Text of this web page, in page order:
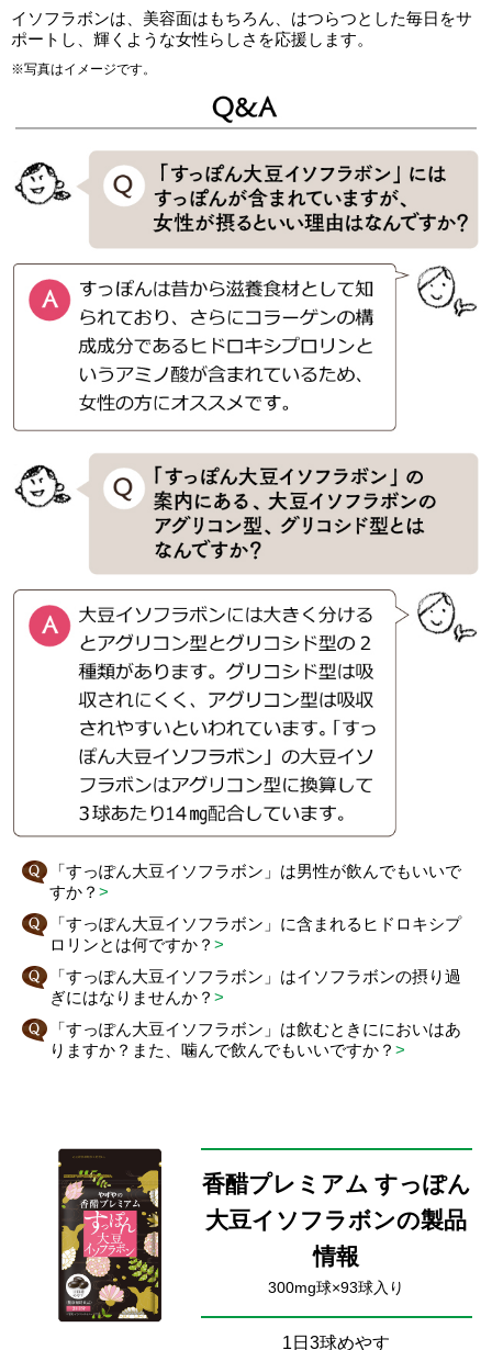
イソフラボンは、美容面はもちろん、はつらつとした毎日をサ
ポートし、輝くような女性らしさを応援します。
※写真はイメージです。
「すっぽん大豆イソフラボン」は男性が飲んでもいいで
すか？ >
「すっぽん大豆イソフラボン」に含まれるヒドロキシプ
ロリンとは何ですか？ >
「すっぽん大豆イソフラボン」はイソフラボンの摂り過
ぎにはなりませんか？ >
「すっぽん大豆イソフラボン」は飲むときににおいはあ
りますか？また、噛んで飲んでもいいですか？ >
香醋プレミアム すっぽん
大豆イソフラボンの製品
情報
300mg球×93球入り
1日3球めやす